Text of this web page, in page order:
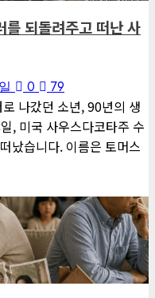
되돌려주고 떠난 사
0 79
나갔던 소년, 90년의 생
, 미국 사우스다코타주 수
났습니다. 이름은 토머스